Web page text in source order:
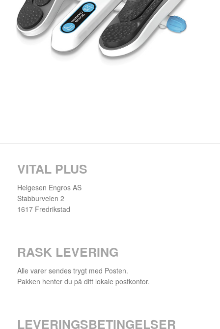
VITAL PLUS
Helgesen Engros AS
Stabburveien 2
1617 Fredrikstad
RASK LEVERING
Alle varer sendes trygt med Posten.
Pakken henter du på ditt lokale postkontor.
LEVERINGSBETINGELSER